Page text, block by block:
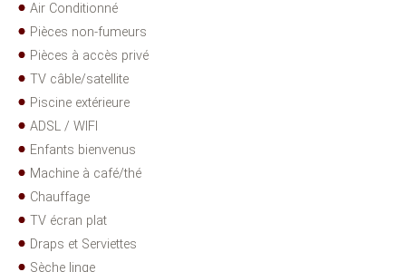
Air Conditionné
Pièces non-fumeurs
Pièces à accès privé
TV câble/satellite
Piscine extérieure
ADSL / WIFI
Enfants bienvenus
Machine à café/thé
Chauffage
TV écran plat
Draps et Serviettes
Sèche linge